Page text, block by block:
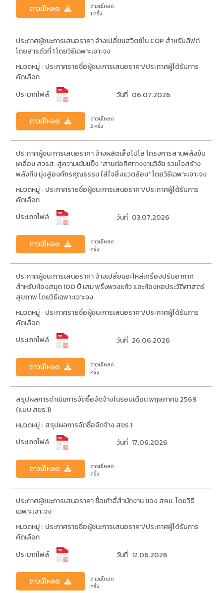
ดาวน์โหลด
ดาวน์โหลด
1 ครั้ง
ประกาศผู้ชนะการเสนอราคา จ้างเปลี่ยนสวิตช์ใน COP สำหรับลิฟต์
โดยสารตัวที่ 1 โดยวิธีเฉพาะเจาะจง
หมวดหมู่ : ประกาศรายชื่อผู้ชนะการเสนอราคา/ประกาศผู้ได้รับการ
คัดเลือก
ประเภทไฟล์
วันที่ 06.07.2026
ดาวน์โหลด
ดาวน์โหลด
2 ครั้ง
ประกาศผู้ชนะการเสนอราคา จ้างผลิตเสื้อโปโล โครงการสานพลังขับ
เคลื่อน สวรส. สู่ความเข้มแข็ง "สานต่อทิศทางงานวิจัย รวมใจสร้าง
พลังทีม มุ่งสู่องค์กรคุณธรรม ใส่ใจสิ่งแวดล้อม" โดยวิธีเฉพาะเจาะจง
หมวดหมู่ : ประกาศรายชื่อผู้ชนะการเสนอราคา/ประกาศผู้ได้รับการ
คัดเลือก
ประเภทไฟล์
วันที่ 03.07.2026
ดาวน์โหลด
ดาวน์โหลด
ครั้ง
ประกาศผู้ชนะการเสนอราคา จ้างเปลี่ยนอะไหล่เครื่องปรับอากาศ
สำหรับห้องสมุด 100 ปี เสม พริ้งพวงแก้ว และห้องหอประวัติศาสตร์
สุขภาพ โดยวิธีเฉพาะเจาะจง
หมวดหมู่ : ประกาศรายชื่อผู้ชนะการเสนอราคา/ประกาศผู้ได้รับการ
คัดเลือก
ประเภทไฟล์
วันที่ 26.06.2026
ดาวน์โหลด
ดาวน์โหลด
ครั้ง
สรุปผลการดำเนินการจัดซื้อจัดจ้างในรอบเดือน พฤษภาคม 2569
(แบบ สขร.1)
หมวดหมู่ : สรุปผลการจัดซื้อจัดจ้าง สขร.1
ประเภทไฟล์
วันที่ 17.06.2026
ดาวน์โหลด
ดาวน์โหลด
ครั้ง
ประกาศผู้ชนะการเสนอราคา ซื้อเก้าอี้สำนักงาน ของ สคม. โดยวิธี
เฉพาะเจาะจง
หมวดหมู่ : ประกาศรายชื่อผู้ชนะการเสนอราคา/ประกาศผู้ได้รับการ
คัดเลือก
ประเภทไฟล์
วันที่ 12.06.2026
ดาวน์โหลด
ดาวน์โหลด
ครั้ง